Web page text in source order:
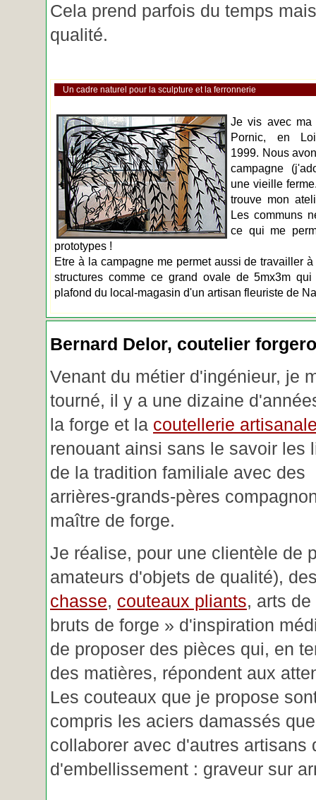
Cela prend parfois du temps
qualité.
Un cadre naturel pour la sculpture et la ferronnerie
Je vis avec ma
Pornic, en
1999. Nous
campagne
une vieille
trouve mon
Les communs
ce qui me
prototypes !
Etre à la campagne me permet aussi de travailler
structures comme ce grand ovale de 5mx3m
plafond du local-magasin d'un artisan fleuriste de
Bernard Delor, coutelier
Venant du métier d'ingénieur, je
tourné, il y a une dizaine
la forge et la coutellerie
renouant ainsi sans le savoir les
de la tradition familiale avec des
arrières-grands-pères
maître de forge.
Je réalise, pour une clientèle de
amateurs d'objets de qualité),
chasse, couteaux pliants, arts
bruts de forge » d'inspiration
de proposer des pièces qui, en
des matières, répondent aux
Les couteaux que je propose
compris les aciers damassés
collaborer avec d'autres artisans
d'embellissement : graveur sur